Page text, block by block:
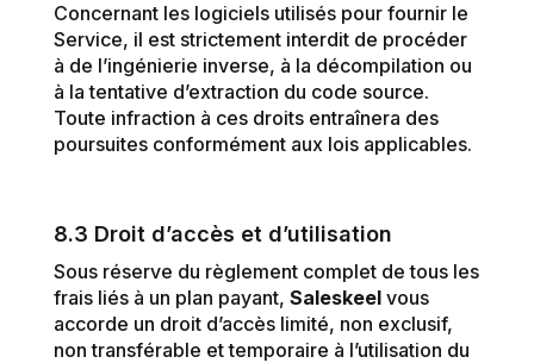
Concernant les logiciels utilisés pour fournir le
Service, il est strictement interdit de procéder
à de l’ingénierie inverse, à la décompilation ou
à la tentative d’extraction du code source.
Toute infraction à ces droits entraînera des
poursuites conformément aux lois applicables.
8.3 Droit d’accès et d’utilisation
Sous réserve du règlement complet de tous les
frais liés à un plan payant, Saleskeelvous
accorde un droit d’accès limité, non exclusif,
non transférable et temporaire à l’utilisation du